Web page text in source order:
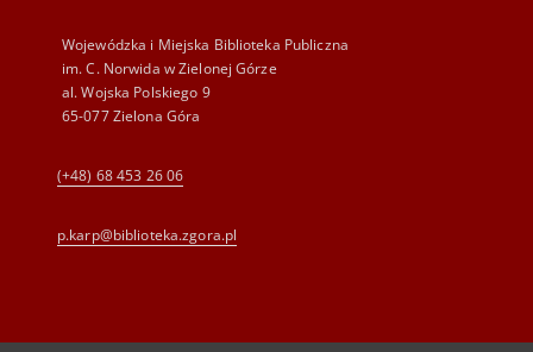
Wojewódzka i Miejska Biblioteka Publiczna
im. C. Norwida w Zielonej Górze
al. Wojska Polskiego 9
65-077 Zielona Góra
(+48) 68 453 26 06
p.karp@biblioteka.zgora.pl